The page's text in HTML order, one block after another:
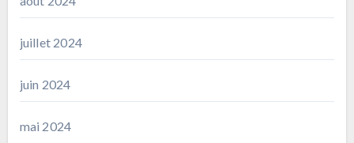
juillet 2024
juin 2024
mai 2024